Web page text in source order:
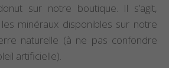
sur notre boutique. Il s’agit,
minéraux disponibles sur notre
naturelle (à ne pas confondre
artificielle).